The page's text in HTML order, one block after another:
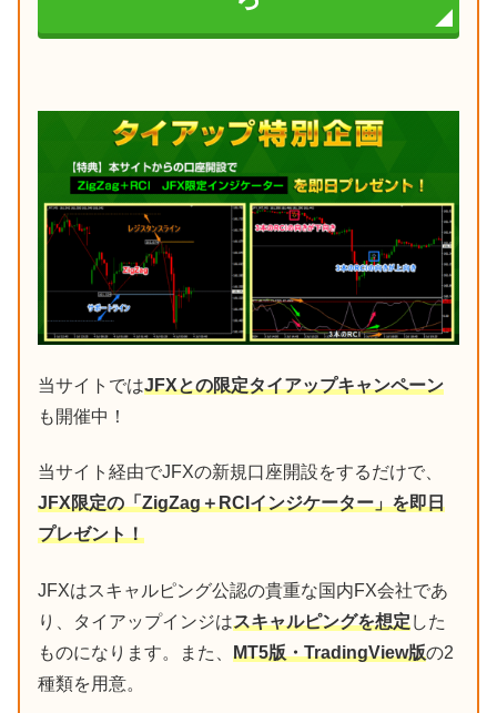
当サイトではJFXとの限定タイアップキャンペーン
も開催中！
当サイト経由でJFXの新規口座開設をするだけで、
JFX限定の「ZigZag＋RCIインジケーター」を即日
プレゼント！
JFXはスキャルピング公認の貴重な国内FX会社であ
り、タイアップインジはスキャルピングを想定した
ものになります。また、 MT5版・TradingView版の2
種類を用意。